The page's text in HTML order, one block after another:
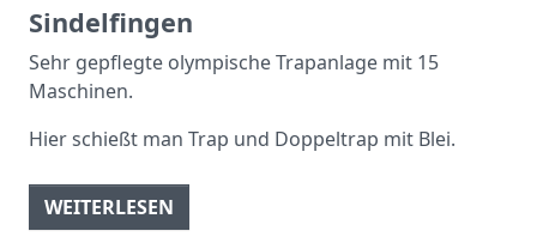
Sindelfingen
Sehr gepflegte olympische Trapanlage mit 15
Maschinen.
Hier schießt man Trap und Doppeltrap mit Blei.
WEITERLESEN